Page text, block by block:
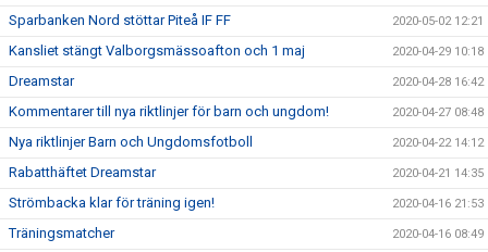
Sparbanken Nord stöttar Piteå IF FF 2020-05-02 12:21
Kansliet stängt Valborgsmässoafton och 1 maj 2020-04-29 10:18
Dreamstar 2020-04-28 16:42
Kommentarer till nya riktlinjer för barn och ungdom! 2020-04-27 08:48
Nya riktlinjer Barn och Ungdomsfotboll 2020-04-22 14:12
Rabatthäftet Dreamstar 2020-04-21 14:35
Strömbacka klar för träning igen! 2020-04-16 21:53
Träningsmatcher 2020-04-16 08:49